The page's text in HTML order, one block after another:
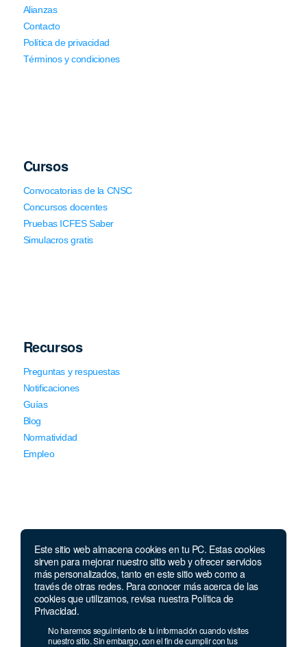
Este sitio web almacena cookies en tu PC. Estas cookies
sirven para mejorar nuestro sitio web y ofrecer servicios
más personalizados, tanto en este sitio web como a
través de otras redes. Para conocer más acerca de las
cookies que utilizamos, revisa nuestra Política de
Privacidad.
No haremos seguimiento de tu información cuando visites
nuestro sitio. Sin embargo, con el fin de cumplir con tus
Alianzas
Contacto
Política de privacidad
Términos y condiciones
Cursos
Convocatorias de la CNSC
Concursos docentes
Pruebas ICFES Saber
Simulacros gratis
Recursos
Preguntas y respuestas
Notificaciones
Guías
Blog
Normatividad
Empleo
Llámanos
Lunes a jueves de 7 a.m.
a 5:00 p.m. Viernes de
7 a.m. a 4 p.m. Sábados de 8 a.m. a 2 p.m.
Celular y Whatsapp:333 033 40 39